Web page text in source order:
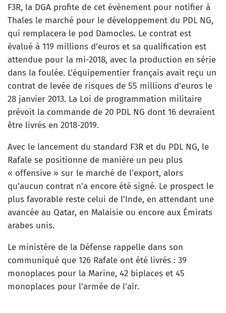
F3R, la DGA profite de cet évènement pour notifier à
Thales le marché pour le développement du PDL NG,
qui remplacera le pod Damocles. Le contrat est
évalué à 119 millions d’euros et sa qualification est
attendue pour la mi-2018, avec la production en série
dans la foulée. L’équipementier français avait reçu un
contrat de levée de risques de 55 millions d’euros le
28 janvier 2013. La Loi de programmation militaire
prévoit la commande de 20 PDL NG dont 16 devraient
être livrés en 2018-2019.
Avec le lancement du standard F3R et du PDL NG, le
Rafale se positionne de manière un peu plus
« offensive » sur le marché de l’export, alors
qu’aucun contrat n’a encore été signé. Le prospect le
plus favorable reste celui de l’Inde, en attendant une
avancée au Qatar, en Malaisie ou encore aux Émirats
arabes unis.
Le ministère de la Défense rappelle dans son
communiqué que 126 Rafale ont été livrés : 39
monoplaces pour la Marine, 42 biplaces et 45
monoplaces pour l’armée de l’air.